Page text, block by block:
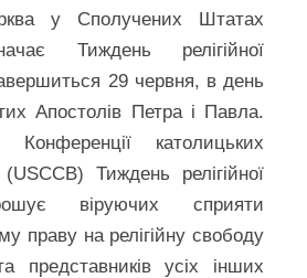
у Сполучених Штатах
Тиждень релігійної
29 червня, в день
Апостолів Петра і Павла.
Конференції католицьких
Тиждень релігійної
віруючих сприяти
праву на релігійну свободу
представників усіх інших